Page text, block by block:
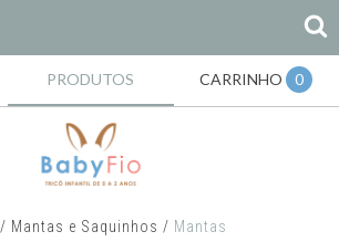
PRODUTOS CARRINHO 0
/ Mantas e Saquinhos / Mantas